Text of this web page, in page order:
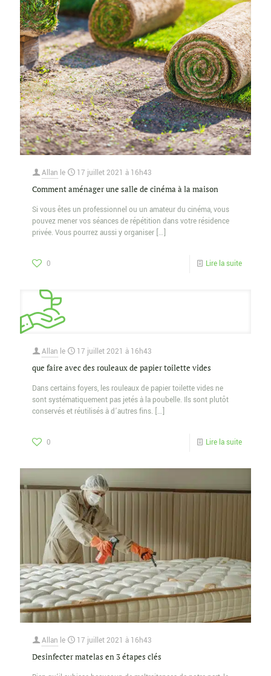
Allan le 17 juillet 2021 à 16h43
Comment aménager une salle de cinéma à la maison
Si vous êtes un professionnel ou un amateur du cinéma, vous
pouvez mener vos séances de répétition dans votre résidence
privée. Vous pourrez aussi y organiser […]
0 Lire la suite
Allan le 17 juillet 2021 à 16h43
que faire avec des rouleaux de papier toilette vides
Dans certains foyers, les rouleaux de papier toilette vides ne
sont systématiquement pas jetés à la poubelle. Ils sont plutôt
conservés et réutilisés à d’autres fins. […]
0 Lire la suite
Allan le 17 juillet 2021 à 16h43
Desinfecter matelas en 3 étapes clés